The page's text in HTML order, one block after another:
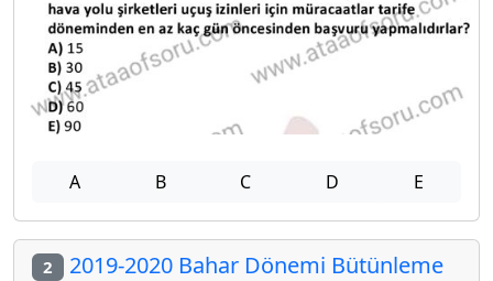
A B C D E
2 2019-2020 Bahar Dönemi Bütünleme